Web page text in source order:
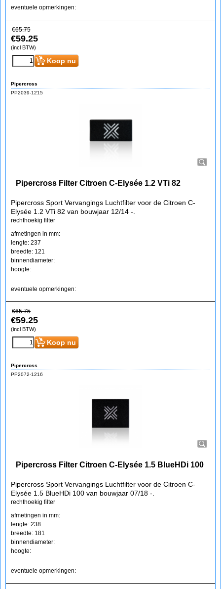
eventuele opmerkingen:
€65.75
€59.25
(incl BTW)
Koop nu
Pipercross
PP2039-1215
Pipercross Filter Citroen C-Elysée 1.2 VTi 82
Pipercross Sport Vervangings Luchtfilter voor de Citroen C-
Elysée 1.2 VTi 82 van bouwjaar 12/14 -.
rechthoekig filter
afmetingen in mm:
lengte: 237
breedte: 121
binnendiameter:
hoogte:
eventuele opmerkingen:
€65.75
€59.25
(incl BTW)
Koop nu
Pipercross
PP2072-1216
Pipercross Filter Citroen C-Elysée 1.5 BlueHDi 100
Pipercross Sport Vervangings Luchtfilter voor de Citroen C-
Elysée 1.5 BlueHDi 100 van bouwjaar 07/18 -.
rechthoekig filter
afmetingen in mm:
lengte: 238
breedte: 181
binnendiameter:
hoogte:
eventuele opmerkingen: